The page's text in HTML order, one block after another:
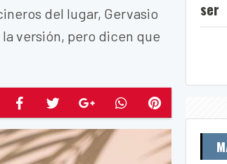
del lugar, Gervasio
versión, pero dicen que
ser